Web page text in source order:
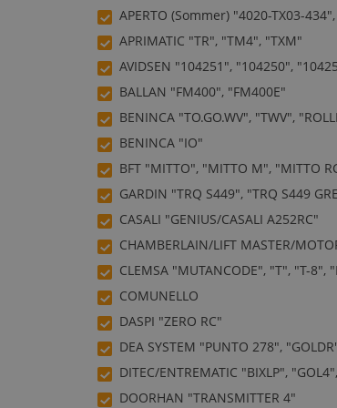
APERTO (Sommer) "4020-TX03-
APRIMATIC "TR", "TM4", "TXM"
AVIDSEN "104251", "104250",
BALLAN "FM400", "FM400E"
BENINCA "TO.GO.WV", "TWV",
BENINCA "IO"
BFT "MITTO", "MITTO M", "MITTO
GARDIN "TRQ S449", "TRQ S449
CASALI "GENIUS/CASALI A252RC"
CHAMBERLAIN/LIFT MASTER/
CLEMSA "MUTANCODE", "T", "T-8",
COMUNELLO
DASPI "ZERO RC"
DEA SYSTEM "PUNTO 278",
DITEC/ENTREMATIC "BIXLP",
DOORHAN "TRANSMITTER 4"